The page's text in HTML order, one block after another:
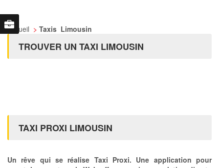
Accueil > Taxis Limousin
TROUVER UN TAXI LIMOUSIN
TAXI PROXI LIMOUSIN
Un rêve qui se réalise Taxi Proxi. Une application pour